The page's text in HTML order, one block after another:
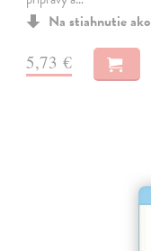
Na stiahnutie ako
5,73 €